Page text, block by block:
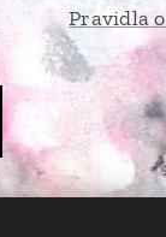
Pravidla